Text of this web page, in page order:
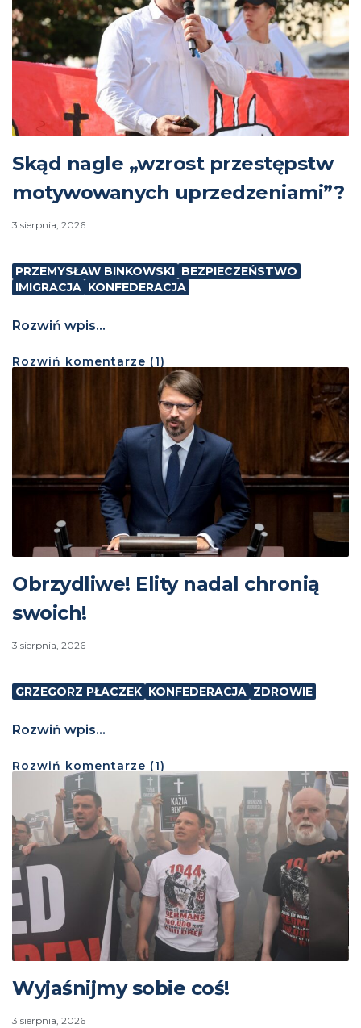
Skąd nagle „wzrost przestępstw
motywowanych uprzedzeniami”?
3 sierpnia, 2026
PRZEMYSŁAW BINKOWSKI BEZPIECZEŃSTWO
IMIGRACJA KONFEDERACJA
Rozwiń wpis...
Rozwiń komentarze (1)
Obrzydliwe! Elity nadal chronią
swoich!
3 sierpnia, 2026
GRZEGORZ PŁACZEK KONFEDERACJA ZDROWIE
Rozwiń wpis...
Rozwiń komentarze (1)
Wyjaśnijmy sobie coś!
3 sierpnia, 2026